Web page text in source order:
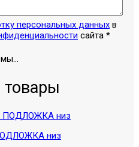
персональных данных в
сайта *
низ